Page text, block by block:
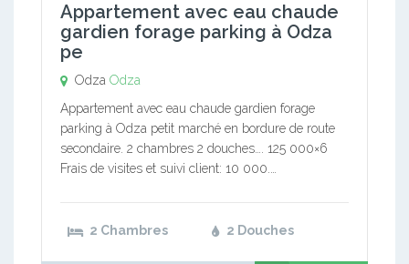
Appartement avec eau chaude
gardien forage parking à Odza
pe
Odza Odza
Appartement avec eau chaude gardien forage
parking à Odza petit marché en bordure de route
secondaire. 2 chambres 2 douches…. 125 000×6
Frais de visites et suivi client: 10 000.…
2 Chambres 2 Douches